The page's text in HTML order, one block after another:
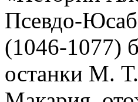
Псевдо-
(1046-1077)
останки М.